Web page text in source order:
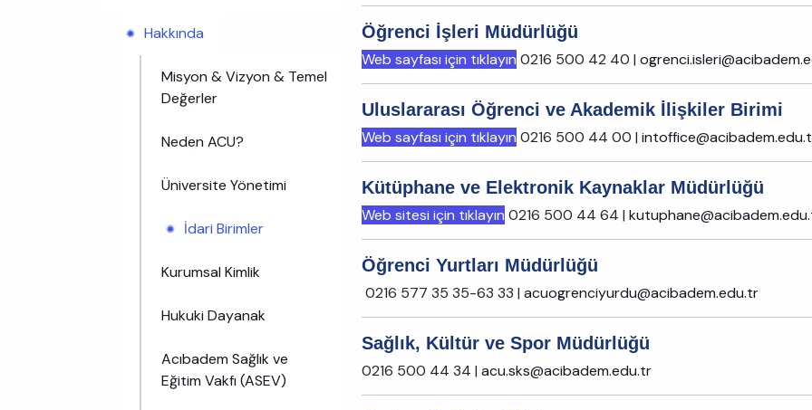
Hakkında
Misyon & Vizyon & Temel
Değerler
Neden ACU?
Üniversite Yönetimi
İdari Birimler
Kurumsal Kimlik
Hukuki Dayanak
Acıbadem Sağlık ve
Eğitim Vakfı (ASEV)
Öğrenci İşleri Müdürlüğü
Web sayfası için tıklayın 0216 500 42 40 |
Uluslararası Öğrenci ve Akademik İlişkiler Birimi
Web sayfası için tıklayın 0216 500 44 00 |
Kütüphane ve Elektronik Kaynaklar Müdürlüğü
Web sitesi için tıklayın 0216 500 44 64 |
Öğrenci Yurtları Müdürlüğü
0216 577 35 35-63 33 | acuogrenciyurdu@acibadem.edu.tr
Sağlık, Kültür ve Spor Müdürlüğü
0216 500 44 34 | acu.sks@acibadem.edu.tr